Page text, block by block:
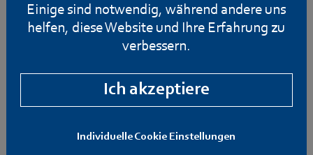
Einige sind notwendig, während andere uns
helfen, diese Website und Ihre Erfahrung zu
verbessern.
Ich akzeptiere
Individuelle Cookie Einstellungen